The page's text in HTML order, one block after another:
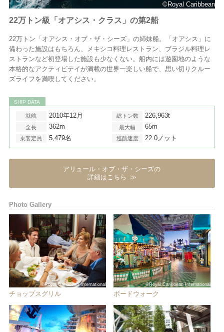
©Royal Caribbean
22万トン級「オアシス・クラス」の第2船
22万トン「オアシス・オブ・ザ・シーズ」の姉妹船。「オアシス」に
備わった施設はもちろん、メキシコ料理レストラン、ブラジル料理レ
ストランなど初登場した施設も少なくない。船内には遊園地のような
本格的なアクティビテイが満載の世界一楽しい船で、思い切りクルー
ズライフを満喫してください。
SHIP DATA
就航 2010年12月 総トン数 226,963t
全長 362m 最大幅 65m
乗客定員 5,479名 巡航速度 22.0ノット
アリュール・オブ・ザ・シーズの
詳細はこちら
Photo Gallery
©Royal Caribbean International
チョップスグリル
©Royal Caribbean International
ボードウォーク